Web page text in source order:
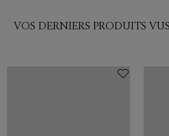
VOS DERNIERS PRODUITS VUS